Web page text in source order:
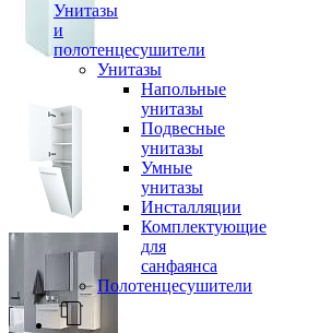
Унитазы
и
полотенцесушители
Унитазы
Напольные
унитазы
Подвесные
унитазы
Умные
унитазы
Инсталляции
Комплектующие
для
санфаянса
Полотенцесушители